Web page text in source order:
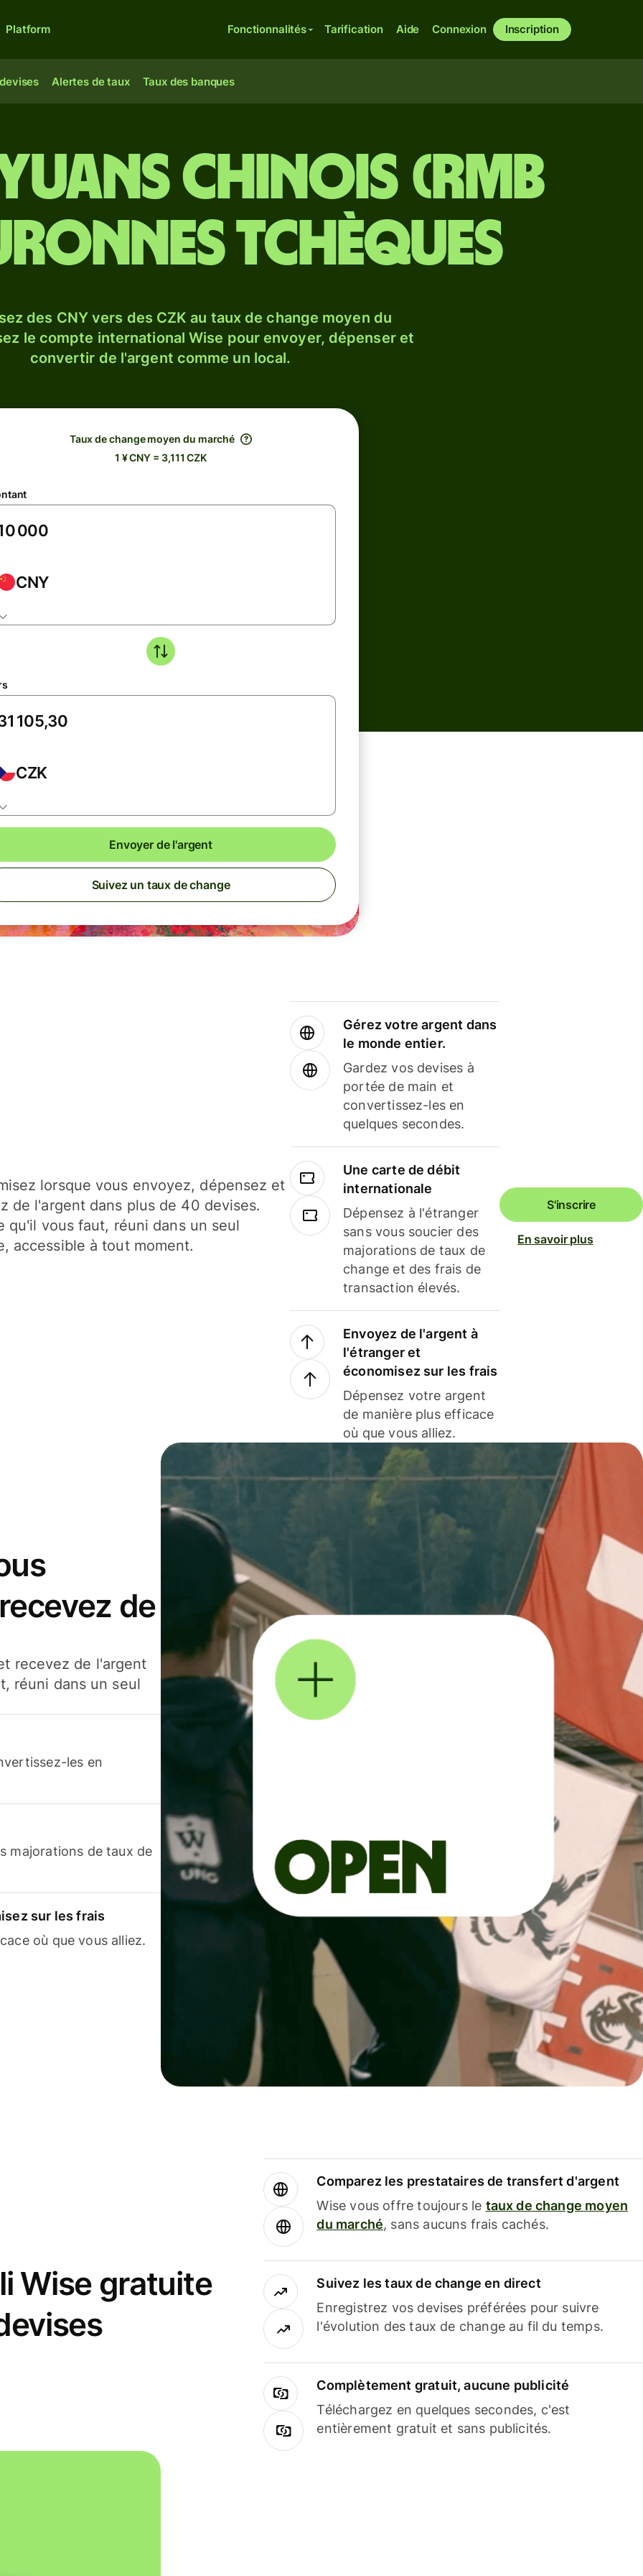
Platform Fonctionnalités Tarification Aide Connexion Inscription
Alertes de taux Taux des banques
chinois (RMB
tchèques
des CNY vers des CZK au taux de change moyen du
le compte international Wise pour envoyer, dépenser et
convertir de l'argent comme un local.
Taux de change moyen du marché
1 ¥ CNY = 3,111 CZK
CNY
CZK
Envoyer de l'argent
Suivez un taux de change
lorsque vous envoyez, dépensez et
de l'argent dans plus de 40 devises.
qu'il vous faut, réuni dans un seul
accessible à tout moment.
Gérez votre argent dans
le monde entier.
Gardez vos devises à
portée de main et
convertissez-les en
quelques secondes.
Une carte de débit
internationale
Dépensez à l'étranger
sans vous soucier des
majorations de taux de
change et des frais de
transaction élevés.
Envoyez de l'argent à
l'étranger et
économisez sur les frais
Dépensez votre argent
de manière plus efficace
où que vous alliez.
S'inscrire
En savoir plus
de
recevez de l'argent
réuni dans un seul
les en
majorations de taux de
sur les frais
où que vous alliez.
Wise gratuite
Comparez les prestataires de transfert d'argent
Wise vous offre toujours le taux de change moyen
du marché, sans aucuns frais cachés.
Suivez les taux de change en direct
Enregistrez vos devises préférées pour suivre
l'évolution des taux de change au fil du temps.
Complètement gratuit, aucune publicité
Téléchargez en quelques secondes, c'est
entièrement gratuit et sans publicités.